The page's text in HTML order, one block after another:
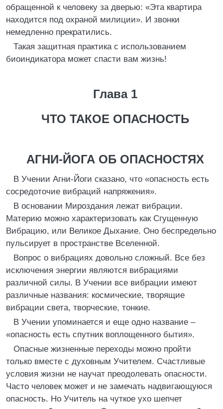
обращенной к человеку за дверью: «Эта квартира
находится под охраной милиции». И звонки
немедленно прекратились.
Такая защитная практика с использованием
биоиндикатора может спасти вам жизнь!
Глава 1
ЧТО ТАКОЕ ОПАСНОСТЬ
АГНИ-ЙОГА ОБ ОПАСНОСТЯХ
В Учении Агни-Йоги сказано, что «опасность есть
сосредоточие вибраций напряжения».
В основании Мироздания лежат вибрации.
Материю можно характеризовать как Сгущенную
Вибрацию, или Великое Дыхание. Оно беспредельно
пульсирует в пространстве Вселенной.
Вопрос о вибрациях довольно сложный. Все без
исключения энергии являются вибрациями
различной силы. В Учении все вибрации имеют
различные названия: космические, творящие
вибрации света, творческие, тонкие.
В Учении упоминается и еще одно название –
«опасность есть спутник воплощенного бытия».
Опасные жизненные переходы можно пройти
только вместе с духовным Учителем. Счастливые
условия жизни не научат преодолевать опасности.
Часто человек может и не замечать надвигающуюся
опасность. Но Учитель на чуткое ухо шепчет